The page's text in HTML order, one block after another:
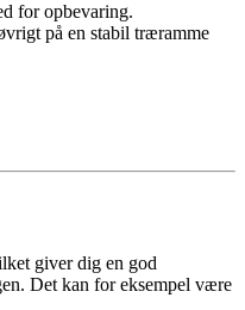
for opbevaring.
på en stabil træramme
giver dig en god
Det kan for eksempel være